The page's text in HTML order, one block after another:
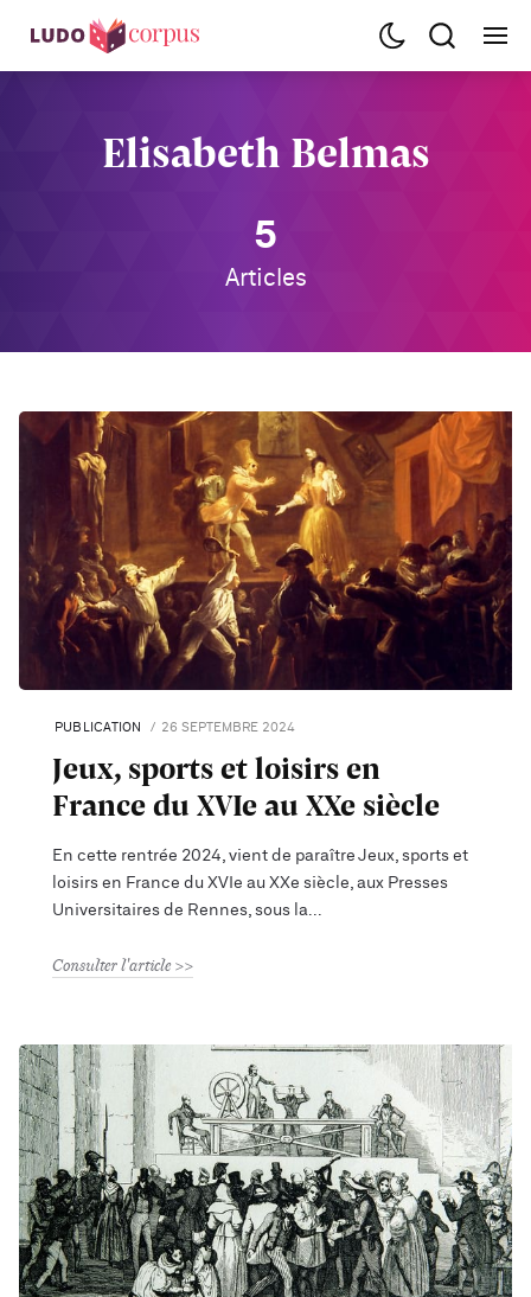
Elisabeth Belmas
5
Articles
PUBLICATION 26 SEPTEMBRE 2024
Jeux, sports et loisirs en
France du XVIe au XXe siècle
En cette rentrée 2024, vient de paraître Jeux, sports et
loisirs en France du XVIe au XXe siècle, aux Presses
Universitaires de Rennes, sous la
Consulter l'article